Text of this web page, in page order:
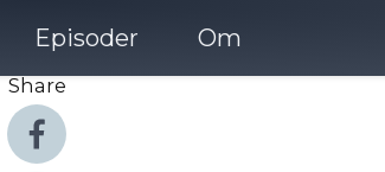
Episoder Om
Share